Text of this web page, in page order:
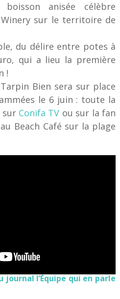
anisée célèbre
sur le territoire de
du délire entre potes à
qui a lieu la première
!
Bien sera sur place
le 6 juin : toute la
sur Conifa TV ou sur la fan
Beach Café sur la plage
l’Équipe qui en parle